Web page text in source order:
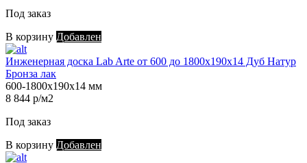
Под заказ
В корзину Добавлен
Инженерная доска Lab Arte от 600 до 1800х190х14 Дуб Натур
Бронза лак
600-1800х190х14 мм
8 844 р/м2
Под заказ
В корзину Добавлен